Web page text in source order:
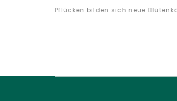
Pflücken bilden sich neue